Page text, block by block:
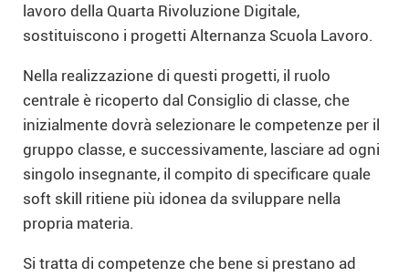
lavoro della Quarta Rivoluzione Digitale,
sostituiscono i progetti Alternanza Scuola Lavoro.
Nella realizzazione di questi progetti, il ruolo
centrale è ricoperto dal Consiglio di classe, che
inizialmente dovrà selezionare le competenze per il
gruppo classe, e successivamente, lasciare ad ogni
singolo insegnante, il compito di specificare quale
soft skill ritiene più idonea da sviluppare nella
propria materia.
Si tratta di competenze che bene si prestano ad